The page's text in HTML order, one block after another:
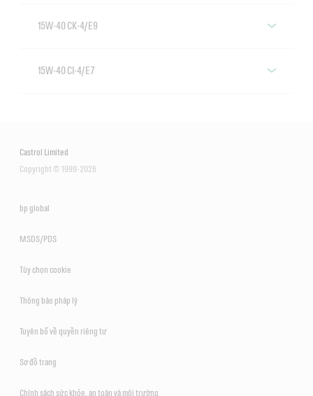
15W-40 CK-4/E9
15W-40 CI-4/E7
Castrol Limited
Copyright © 1999-2026
bp global
MSDS/PDS
Tùy chọn cookie
Thông báo pháp lý
Tuyên bố về quyền riêng tư
Sơ đồ trang
Chính sách sức khỏe, an toàn và môi trường